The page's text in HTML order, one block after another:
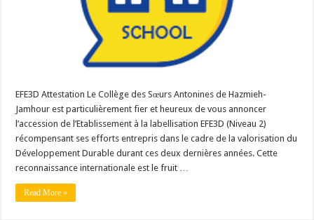
EFE3D Attestation Le Collège des Sœurs Antonines de Hazmieh-
Jamhour est particulièrement fier et heureux de vous annoncer
l’accession de l’Etablissement à la labellisation EFE3D (Niveau 2)
récompensant ses efforts entrepris dans le cadre de la valorisation du
Développement Durable durant ces deux dernières années. Cette
reconnaissance internationale est le fruit …
Read More »